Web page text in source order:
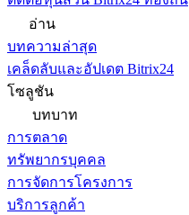
อ่าน
บทความล่าสุด
เคล็ดลับและอัปเดต Bitrix24
โซลูชัน
บทบาท
การตลาด
ทรัพยากรบุคคล
การจัดการโครงการ
บริการลูกค้า